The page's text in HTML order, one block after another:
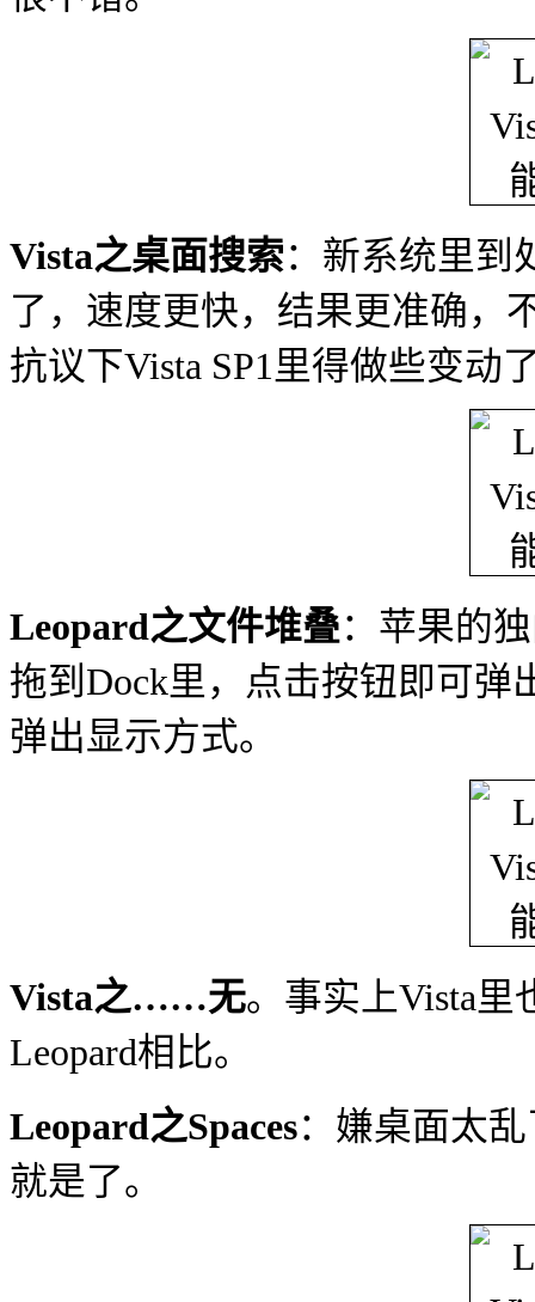
Vista之桌面搜索：新系统里到
了，速度更快，结果更准确，
抗议下Vista SP1里得做些变动
Leopard之文件堆叠：苹果的
拖到Dock里，点击按钮即可
弹出显示方式。
Vista之……无。事实上Vista里
Leopard相比。
Leopard之Spaces：嫌桌面太
就是了。